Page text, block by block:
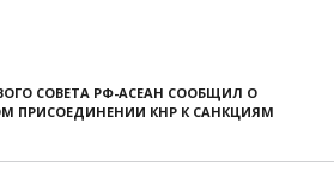
СОВЕТА РФ-АСЕАН СООБЩИЛ О
ПРИСОЕДИНЕНИИ КНР К САНКЦИЯМ